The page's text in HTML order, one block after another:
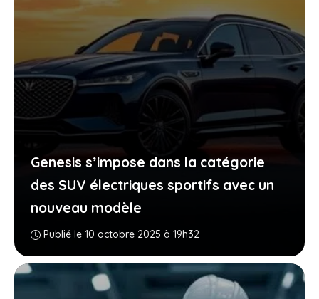
Genesis s’impose dans la catégorie
des SUV électriques sportifs avec un
nouveau modèle
Publié le 10 octobre 2025 à 19h32